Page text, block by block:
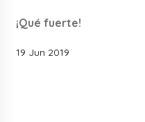
¡Qué fuerte!
19 Jun 2019